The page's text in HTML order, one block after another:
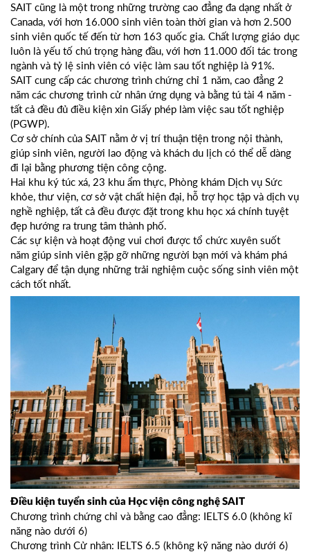
SAIT cũng là một trong những trường cao đẳng đa dạng nhất ở
Canada, với hơn 16.000 sinh viên toàn thời gian và hơn 2.500
sinh viên quốc tế đến từ hơn 163 quốc gia. Chất lượng giáo dục
luôn là yếu tố chú trọng hàng đầu, với hơn 11.000 đối tác trong
ngành và tỷ lệ sinh viên có việc làm sau tốt nghiệp là 91%.
SAIT cung cấp các chương trình chứng chỉ 1 năm, cao đẳng 2
năm các chương trình cử nhân ứng dụng và bằng tú tài 4 năm -
tất cả đều đủ điều kiện xin Giấy phép làm việc sau tốt nghiệp
(PGWP).
Cơ sở chính của SAIT nằm ở vị trí thuận tiện trong nội thành,
giúp sinh viên, người lao động và khách du lịch có thể dễ dàng
đi lại bằng phương tiện công cộng.
Hai khu ký túc xá, 23 khu ẩm thực, Phòng khám Dịch vụ Sức
khỏe, thư viện, cơ sở vật chất hiện đại, hỗ trợ học tập và dịch vụ
nghề nghiệp, tất cả đều được đặt trong khu học xá chính tuyệt
đẹp hướng ra trung tâm thành phố.
Các sự kiện và hoạt động vui chơi được tổ chức xuyên suốt
năm giúp sinh viên gặp gỡ những người bạn mới và khám phá
Calgary để tận dụng những trải nghiệm cuộc sống sinh viên một
cách tốt nhất.
Điều kiện tuyển sinh của Học viện công nghệ SAIT
Chương trình chứng chỉ và bằng cao đẳng: IELTS 6.0 (không kĩ
năng nào dưới 6)
Chương trình Cử nhân: IELTS 6.5 (không kỹ năng nào dưới 6)